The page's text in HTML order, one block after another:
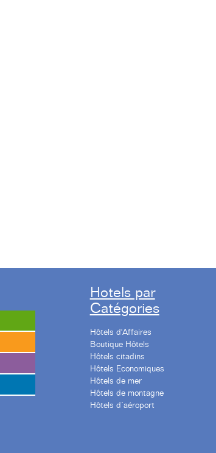
Hotels par
Catégories
Hôtels d'Affaires
Boutique Hôtels
Hôtels citadins
Hôtels Economiques
Hôtels de mer
Hôtels de montagne
Hôtels d’aéroport